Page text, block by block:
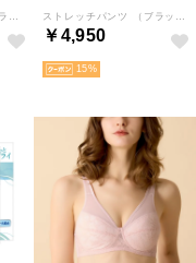
￥4,950
15